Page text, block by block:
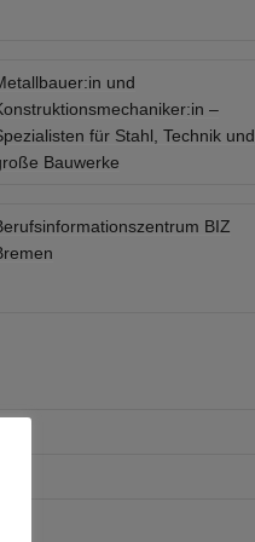
und
–
für Stahl, Technik und
Bauwerke
BIZ